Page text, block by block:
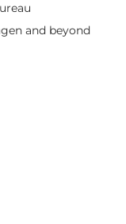
and beyond